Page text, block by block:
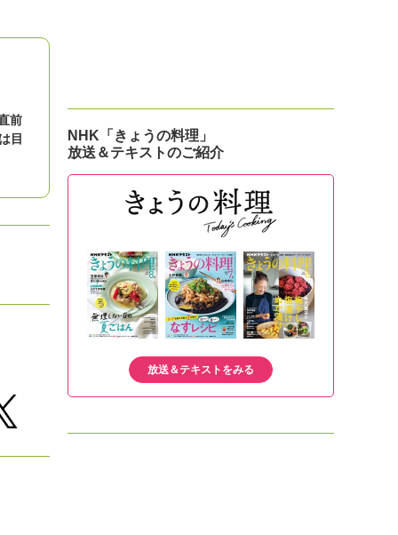
前
目
NHK「きょうの料理」
放送＆テキストのご紹介
放送＆テキストをみる